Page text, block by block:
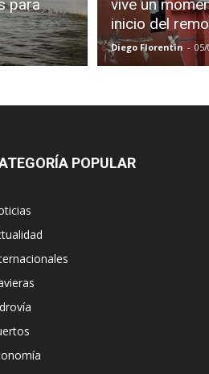
para
vive un
inicio del
Diego Florentin - 05/
POPULAR